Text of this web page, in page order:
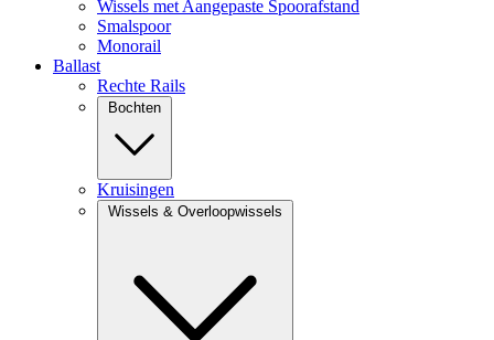
Wissels met Aangepaste Spoorafstand
Smalspoor
Monorail
Ballast
Rechte Rails
Bochten
Kruisingen
Wissels & Overloopwissels